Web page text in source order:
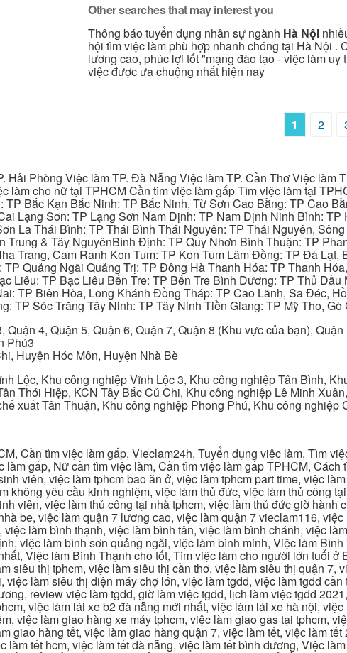
Other searches that may interest you
Thông báo tuyển dụng nhân sự ngành Hà Nội
hội tìm việc làm phù hợp nhanh chóng tại Hà Nội .
lương cao, phúc lợi tốt "mạng đào tạo - việc làm
việc được ưa chuộng nhất hiện nay
1 2
Hải Phòng Việc làm TP. Đà Nẵng Việc làm TP. Cần Thơ Việc
làm cho nữ tại TPHCM Cần tìm việc làm gấp Tìm việc làm tại
Bắc Kạn Bắc Ninh: TP Bắc Ninh, Từ Sơn Cao Bằng: TP Cao
Lạng Sơn: TP Lạng Sơn Nam Định: TP Nam Định Ninh Bình:
La Thái Bình: TP Thái Bình Thái Nguyên: TP Thái Nguyên,
Trung & Tây NguyênBình Định: TP Quy Nhơn Bình Thuận: TP
Trang, Cam Ranh Kon Tum: TP Kon Tum Lâm Đồng: TP Đà
Quảng Ngãi Quảng Trị: TP Đông Hà Thanh Hóa: TP Thanh
Liêu: TP Bạc Liêu Bến Tre: TP Bến Tre Bình Dương: TP Thủ
TP Biên Hòa, Long Khánh Đồng Tháp: TP Cao Lãnh, Sa Đéc,
TP Sóc Trăng Tây Ninh: TP Tây Ninh Tiền Giang: TP Mỹ Tho,
4, Quận 5, Quận 6, Quận 7, Quận 8 (Khu vực của bạn),
Phú3
Huyện Hóc Môn, Huyện Nhà Bè
Lộc, Khu công nghiệp Vĩnh Lộc 3, Khu công nghiệp Tân Bình,
Thới Hiệp, KCN Tây Bắc Củ Chi, Khu công nghiệp Lê Minh
xuất Tân Thuận, Khu công nghiệp Phong Phú, Khu công nghiệp
Cần tìm việc làm gấp, Vieclam24h, Tuyển dụng việc làm, Tìm
gấp, Nữ cần tìm việc làm, Cần tìm việc làm gấp TPHCM,
viên, việc làm tphcm bao ăn ở, việc làm tphcm part time, việc
không yêu cầu kinh nghiệm, việc làm thủ đức, việc làm thủ công
viên, việc làm thủ công tại nhà tphcm, việc làm thủ đức giờ
be, việc làm quận 7 lương cao, việc làm quận 7 vieclam116,
làm bình thạnh, việc làm bình tân, việc làm bình chánh, việc
việc làm bình sơn quảng ngãi, việc làm bình minh, Việc làm
Việc làm Bình Thạnh cho tốt, Tìm việc làm cho người lớn tuổi
siêu thị tphcm, việc làm siêu thị cần thơ, việc làm siêu thị quận
làm siêu thị điện máy chợ lớn, việc làm tgdd, việc làm tgdd
review việc làm tgdd, giờ làm việc tgdd, lịch làm việc tgdd
việc làm lái xe b2 đà nẵng mới nhất, việc làm lái xe hà nội,
việc làm giao hàng xe máy tphcm, việc làm giao gas tại tphcm,
giao hàng tết, việc làm giao hàng quận 7, việc làm tết, việc làm
làm tết hcm, việc làm tết đà nẵng, việc làm tết bình dương, Việc